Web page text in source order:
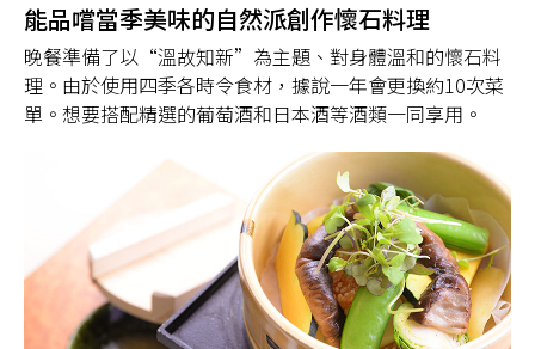
能品嚐當季美味的自然派創作懷石料理
晚餐準備了以“溫故知新”為主題、對身體溫和的懷石料
理。由於使用四季各時令食材，據說一年會更換約10次菜
單。想要搭配精選的葡萄酒和日本酒等酒類一同享用。